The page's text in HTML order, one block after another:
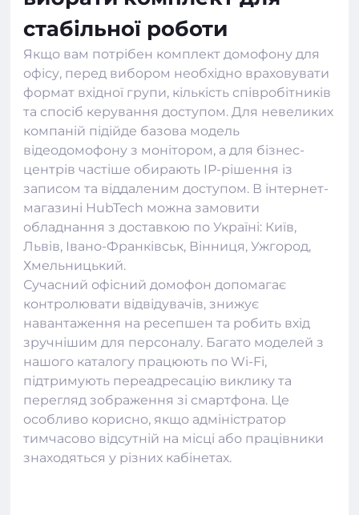
стабільної роботи
Якщо вам потрібен комплект домофону для
офісу, перед вибором необхідно враховувати
формат вхідної групи, кількість співробітників
та спосіб керування доступом. Для невеликих
компаній підійде базова модель
відеодомофону з монітором, а для бізнес-
центрів частіше обирають IP-рішення із
записом та віддаленим доступом. В інтернет-
магазині HubTech можна замовити
обладнання з доставкою по Україні: Київ,
Львів, Івано-Франківськ, Вінниця, Ужгород,
Хмельницький.
Сучасний офісний домофон допомагає
контролювати відвідувачів, знижує
навантаження на ресепшен та робить вхід
зручнішим для персоналу. Багато моделей з
нашого каталогу працюють по Wi-Fi,
підтримують переадресацію виклику та
перегляд зображення зі смартфона. Це
особливо корисно, якщо адміністратор
тимчасово відсутній на місці або працівники
знаходяться у різних кабінетах.